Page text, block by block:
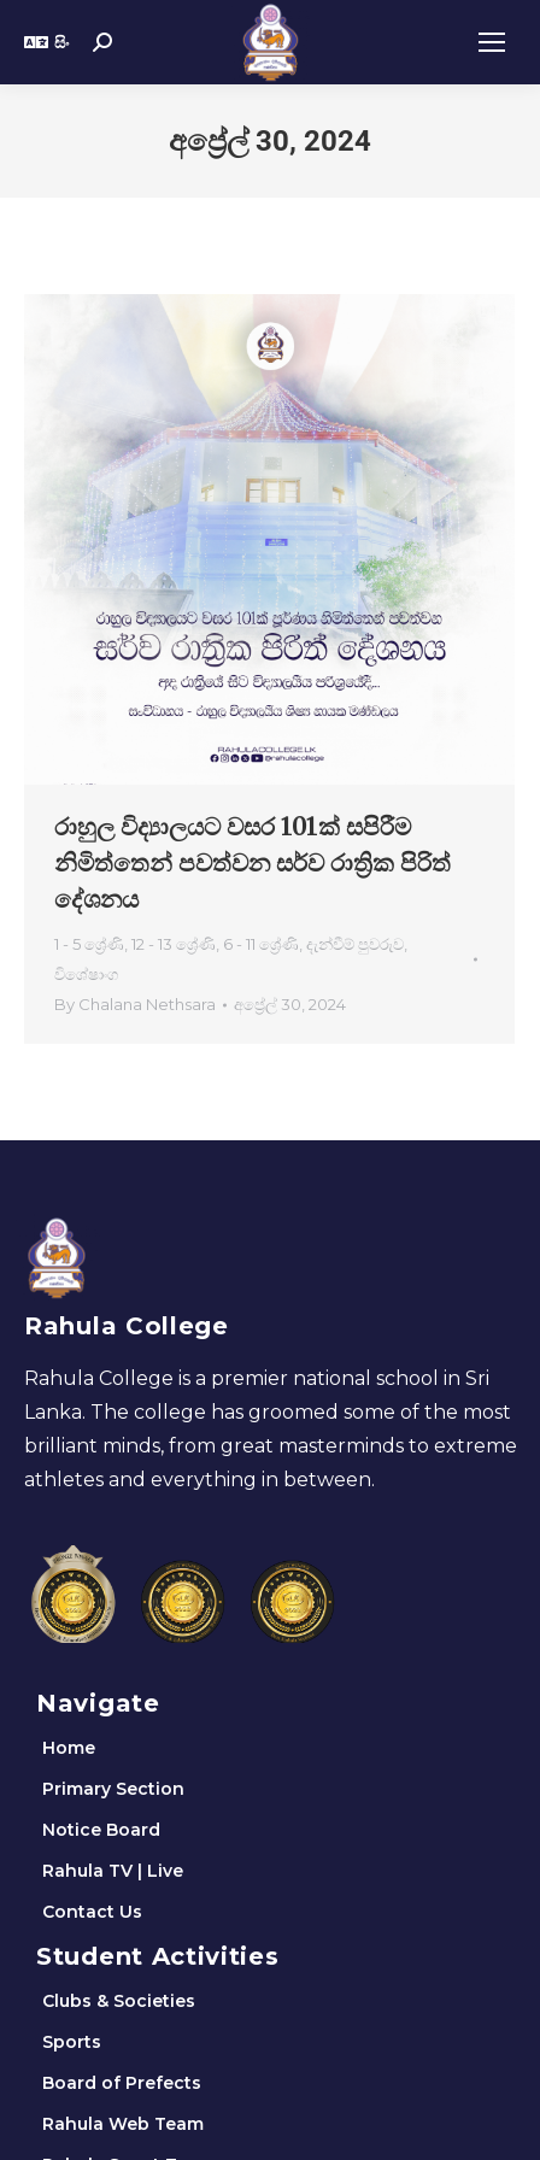
සිං
අප්‍රේල් 30, 2024
රාහුල විද්‍යාලයට වසර 101ක් සපිරීම
නිමිත්තෙන් පවත්වන සර්ව රාත්‍රික පිරිත්
දේශනය
1 - 5 ශ්‍රේණි 12 - 13 ශ්‍රේණි 6 - 11 ශ්‍රේණි දැන්වීම් පුවරුව
විශේෂාංග
By Chalana Nethsara අප්‍රේල් 30, 2024
Rahula College
Rahula College is a premier national school in Sri
Lanka. The college has groomed some of the most
brilliant minds, from great masterminds to extreme
athletes and everything in between.
Navigate
Home
Primary Section
Notice Board
Rahula TV | Live
Contact Us
Student Activities
Clubs & Societies
Sports
Board of Prefects
Rahula Web Team